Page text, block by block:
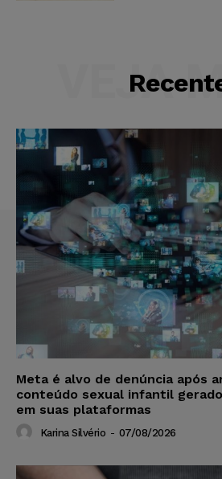
VEJA
Meta é alvo de denúncia após
conteúdo sexual infantil
em suas plataformas
Karina Silvério - 07/08/2026